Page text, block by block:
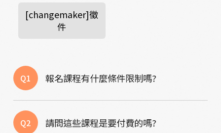
Q1 報名課程有什麼條件限制嗎?
Q2 請問這些課程是要付費的嗎?
[changemaker]徵
件